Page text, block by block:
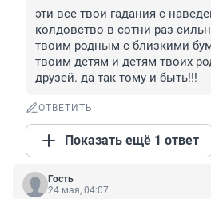
эти все твои гадания с
колдовство в сотни раз
твоим родным с близкими
твоим детям и детям твоих
друзей. да так тому и быть!!!
ОТВЕТИТЬ
Показать ещё 1 ответ
Гость
24 мая, 04:07